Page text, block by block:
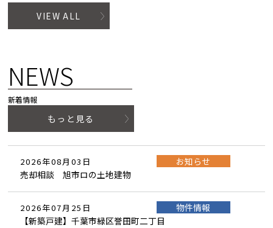
VIEW ALL
NEWS
新着情報
もっと見る
2026年08月03日
お知らせ
売却相談 旭市ロの土地建物
2026年07月25日
物件情報
【新築戸建】千葉市緑区誉田町二丁目